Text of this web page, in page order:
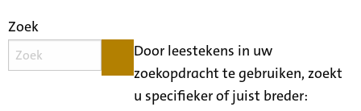
Zoek
Door leestekens in uw
zoekopdracht te gebruiken, zoekt
u specifieker of juist breder: